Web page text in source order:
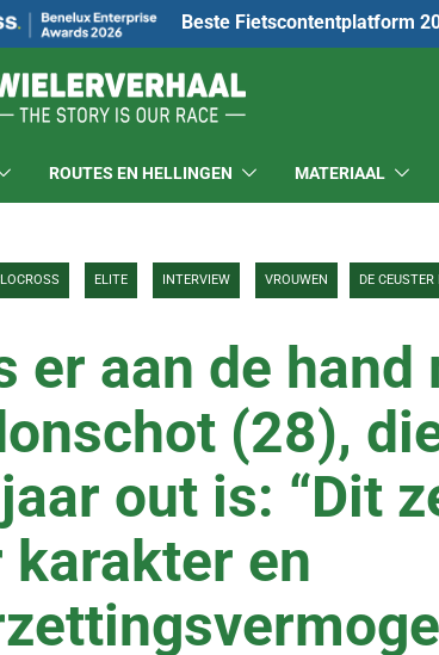
Beste Fietscontentplatform
ROUTES EN HELLINGEN MATERIAAL
ELITE INTERVIEW VROUWEN DE
er aan de hand
(28),
out is: “Dit
karakter en